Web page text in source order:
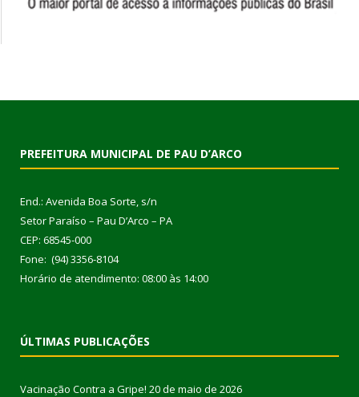
PREFEITURA MUNICIPAL DE PAU D’ARCO
End.: Avenida Boa Sorte, s/n
Setor Paraíso – Pau D’Arco – PA
CEP: 68545-000
Fone: (94) 3356-8104
Horário de atendimento: 08:00 às 14:00
ÚLTIMAS PUBLICAÇÕES
Vacinação Contra a Gripe! 20 de maio de 2026